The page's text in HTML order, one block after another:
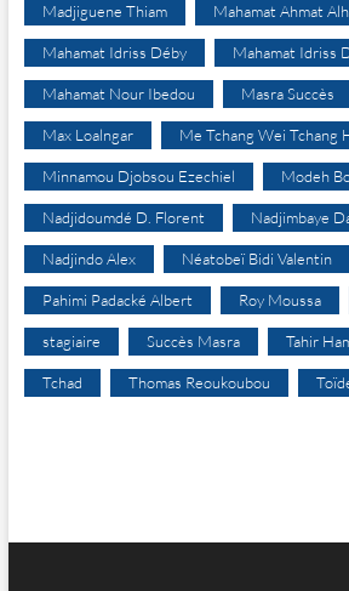
Madjiguene Thiam Mahamat Ahmat
Mahamat Idriss Déby Mahamat Idriss
Mahamat Nour Ibedou Masra Succès
Max Loalngar Me Tchang Wei Tchang
Minnamou Djobsou Ezechiel Modeh
Nadjidoumdé D. Florent Nadjimbaye
Nadjindo Alex Néatobeï Bidi Valentin
Pahimi Padacké Albert Roy Moussa
stagiaire Succès Masra Tahir
Tchad Thomas Reoukoubou